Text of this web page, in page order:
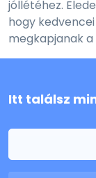
jóllétéhez.
hogy
megkapjanak a
Itt találsz